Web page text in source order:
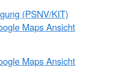
(PSNV/KIT)
Maps Ansicht
Maps Ansicht